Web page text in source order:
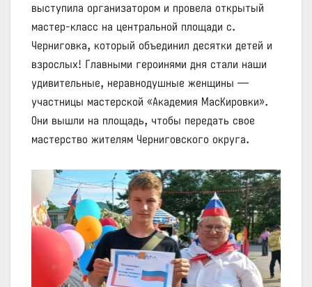
выступила организатором и провела открытый
мастер-класс на центральной площади с.
Черниговка, который объединил десятки детей и
взрослых! Главными героинями дня стали наши
удивительные, неравнодушные женщины —
участницы мастерской «Академия МасКировки».
Они вышли на площадь, чтобы передать свое
мастерство жителям Черниговского округа.